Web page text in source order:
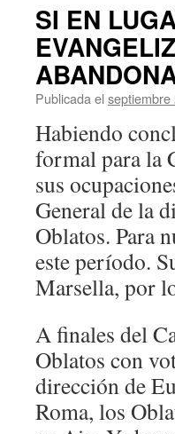
SI EN
Publicada el septiembre
Habiendo
formal para la
sus
General de la
Oblatos. Para
este período.
Marsella, por
A finales del
Oblatos con
dirección de
Roma, los